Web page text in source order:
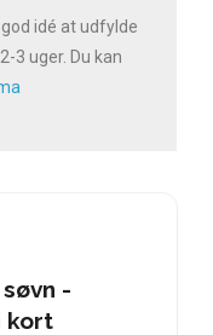
idé at udfylde
3 uger. Du kan
-
kort